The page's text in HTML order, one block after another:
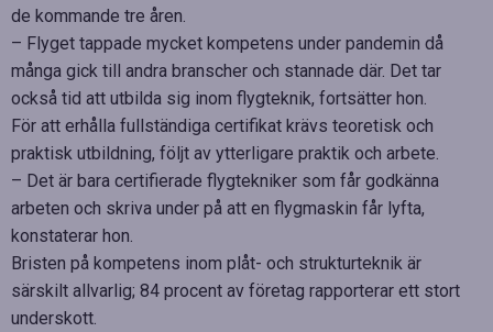
de kommande tre åren.
– Flyget tappade mycket kompetens under pandemin då
många gick till andra branscher och stannade där. Det tar
också tid att utbilda sig inom flygteknik, fortsätter hon.
För att erhålla fullständiga certifikat krävs teoretisk och
praktisk utbildning, följt av ytterligare praktik och arbete.
– Det är bara certifierade flygtekniker som får godkänna
arbeten och skriva under på att en flygmaskin får lyfta,
konstaterar hon.
Bristen på kompetens inom plåt- och strukturteknik är
särskilt allvarlig; 84 procent av företag rapporterar ett stort
underskott.